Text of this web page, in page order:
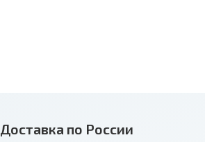
Доставка по России